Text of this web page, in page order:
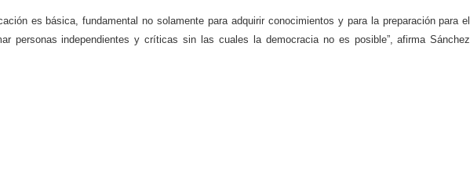
es básica, fundamental no solamente para adquirir conocimientos y para la preparación para el
personas independientes y críticas sin las cuales la democracia no es posible”, afirma Sánchez